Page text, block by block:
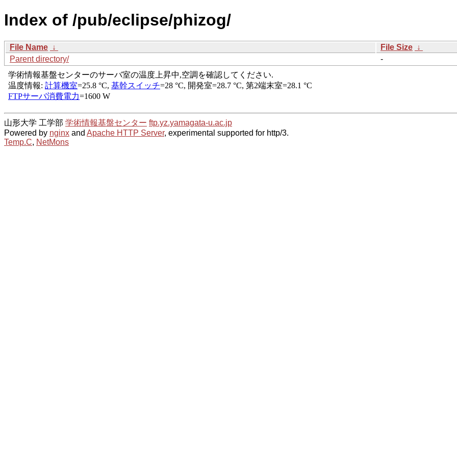
Index of /pub/eclipse/phizog/
File Name ↓ File Size ↓
Parent directory/
-
山形大学 工学部 学術情報基盤センター ftp.yz.yamagata-u.ac.jp
Powered by nginx and Apache HTTP Server, experimental supported for http/3.
Temp.C, NetMons